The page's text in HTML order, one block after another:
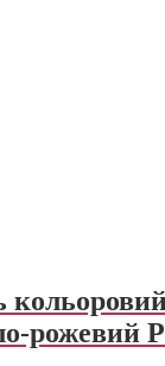
рожевий